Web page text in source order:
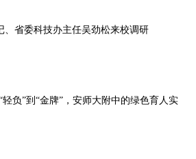
、省委科技办主任吴劲松来校调研
轻负”到“金牌”，安师大附中的绿色育人实